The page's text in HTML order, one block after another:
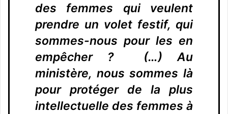
des femmes qui veulent
prendre un volet festif, qui
sommes-nous pour les en
empêcher ? (…) Au
ministère, nous sommes là
pour protéger de la plus
intellectuelle des femmes à